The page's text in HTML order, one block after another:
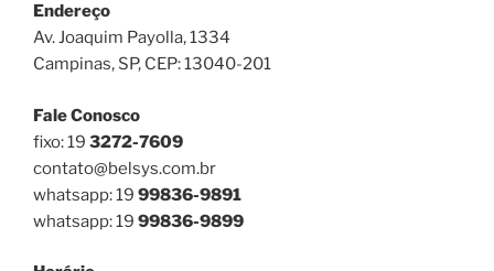
Endereço
Av. Joaquim Payolla, 1334
Campinas, SP, CEP: 13040-201
Fale Conosco
fixo: 19 3272-7609
contato@belsys.com.br
whatsapp: 19 99836-9891
whatsapp: 19 99836-9899